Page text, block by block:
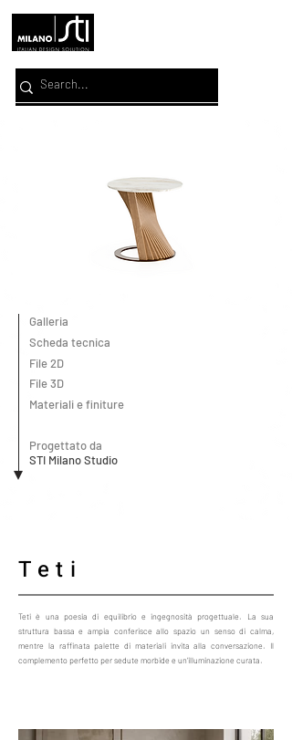
Galleria
Scheda tecnica
File 2D
File 3D
Materiali e finiture
Progettato da
STI Milano Studio
Teti
Teti è una poesia di equilibrio e ingegnosità progettuale. La sua
struttura bassa e ampia conferisce allo spazio un senso di calma,
mentre la raffinata palette di materiali invita alla conversazione. Il
complemento perfetto per sedute morbide e un'illuminazione curata.